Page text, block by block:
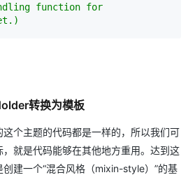
转换为模板
个主题的代码都是一样的，所以我们可
就是代码能够在其他地方重用。达到这
建一个“混合风格（mixin-style）”的基